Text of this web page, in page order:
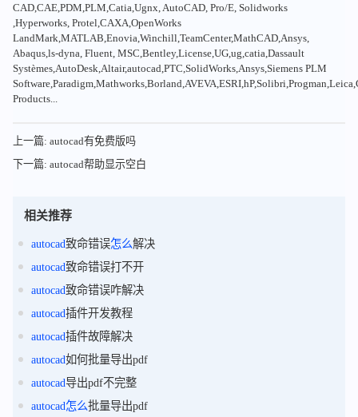
CAD,CAE,PDM,PLM,Catia,Ugnx, AutoCAD, Pro/E, Solidworks
,Hyperworks, Protel,CAXA,OpenWorks
LandMark,MATLAB,Enovia,Winchill,TeamCenter,MathCAD,Ansys,
Abaqus,ls-dyna, Fluent, MSC,Bentley,License,UG,ug,catia,Dassault
Systèmes,AutoDesk,Altair,autocad,PTC,SolidWorks,Ansys,Siemens PLM
Products...
上一篇: autocad有免费版吗
下一篇: autocad帮助显示空白
相关推荐
autocad致命错误怎么解决
autocad致命错误打不开
autocad致命错误咋解决
autocad插件开发教程
autocad插件故障解决
autocad如何批量导出pdf
autocad导出pdf不完整
autocad怎么批量导出pdf